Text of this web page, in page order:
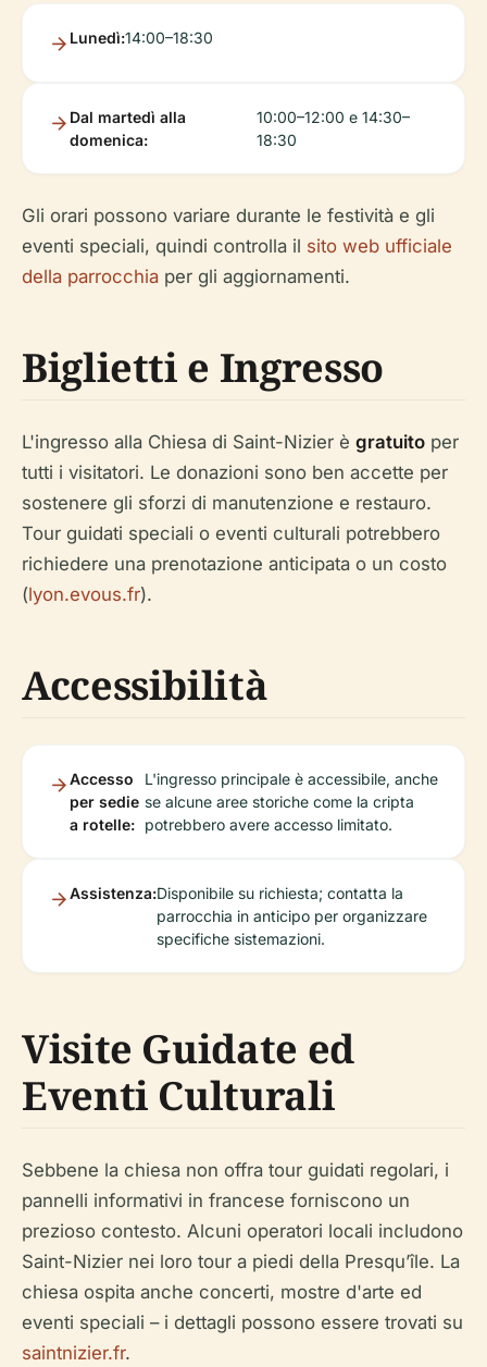
Lunedì:14:00–18:30
Dal martedì alla
domenica:
10:00–12:00 e 14:30–
18:30
Gli orari possono variare durante le festività e gli
eventi speciali, quindi controlla il sito web ufficiale
della parrocchia per gli aggiornamenti.
Biglietti e Ingresso
L'ingresso alla Chiesa di Saint-Nizier è gratuito per
tutti i visitatori. Le donazioni sono ben accette per
sostenere gli sforzi di manutenzione e restauro.
Tour guidati speciali o eventi culturali potrebbero
richiedere una prenotazione anticipata o un costo
(lyon.evous.fr).
Accessibilità
Accesso
per sedie
a rotelle:
L'ingresso principale è accessibile, anche
se alcune aree storiche come la cripta
potrebbero avere accesso limitato.
Assistenza:Disponibile su richiesta; contatta la
parrocchia in anticipo per organizzare
specifiche sistemazioni.
Visite Guidate ed
Eventi Culturali
Sebbene la chiesa non offra tour guidati regolari, i
pannelli informativi in francese forniscono un
prezioso contesto. Alcuni operatori locali includono
Saint-Nizier nei loro tour a piedi della Presqu’île. La
chiesa ospita anche concerti, mostre d'arte ed
eventi speciali – i dettagli possono essere trovati su
saintnizier.fr.